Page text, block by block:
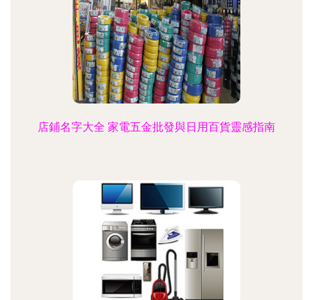
店鋪名字大全 家電五金批發與日用百貨靈感指南